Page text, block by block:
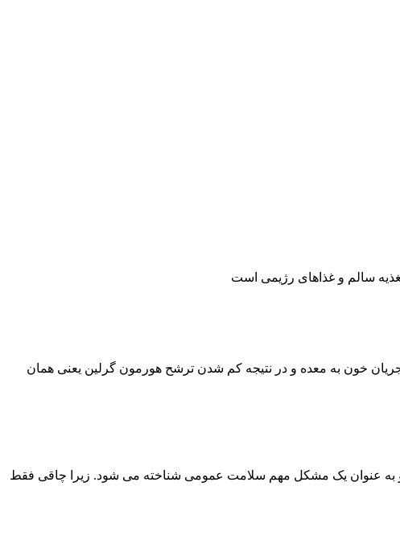
خون به معده و در نتیجه کم شدن ترشح هورمون گرلین یعنی همان
و به عنوان یک مشکل مهم سلامت عمومی شناخته می شود. زیرا چاقی فقط